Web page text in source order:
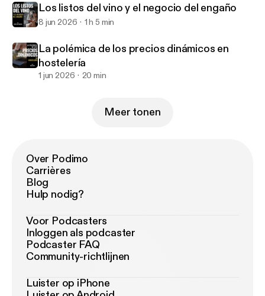
Los listos del vino y el negocio del engaño
8 jun 2026 1 h 5 min
La polémica de los precios dinámicos en
hostelería
1 jun 2026 20 min
Meer tonen
Over Podimo
Carrières
Blog
Hulp nodig?
Voor Podcasters
Inloggen als podcaster
Podcaster FAQ
Community-richtlijnen
Luister op iPhone